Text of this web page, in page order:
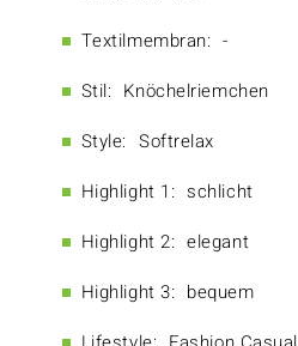
Textilmembran: -
Stil: Knöchelriemchen
Style: Softrelax
Highlight 1: schlicht
Highlight 2: elegant
Highlight 3: bequem